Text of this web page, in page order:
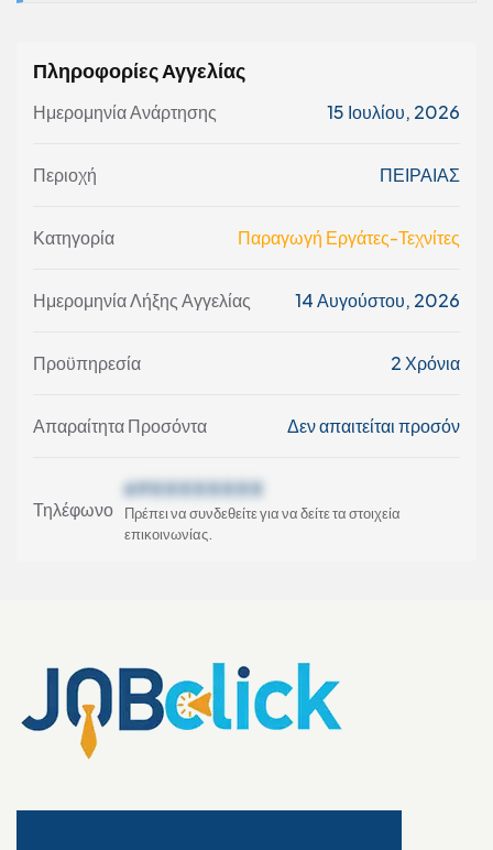
Πληροφορίες Αγγελίας
Ημερομηνία Ανάρτησης 15 Ιουλίου, 2026
Περιοχή ΠΕΙΡΑΙΑΣ
Κατηγορία Παραγωγή Εργάτες-Τεχνίτες
Ημερομηνία Λήξης Αγγελίας 14 Αυγούστου, 2026
Προϋπηρεσία 2 Χρόνια
Απαραίτητα Προσόντα Δεν απαιτείται προσόν
Τηλέφωνο
69XXXXXXXX
Πρέπει να συνδεθείτε για να δείτε τα στοιχεία
επικοινωνίας.